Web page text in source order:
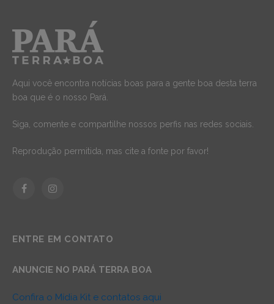
Aqui você encontra notícias boas para a gente boa desta terra
boa que é o nosso Pará.
Siga, comente e compartilhe nossos perfis nas redes sociais.
Reprodução permitida, mas cite a fonte por favor!
FacebookInstagram
ENTRE EM CONTATO
ANUNCIE NO PARÁ TERRA BOA
Confira o Mídia Kit e contatos aqui